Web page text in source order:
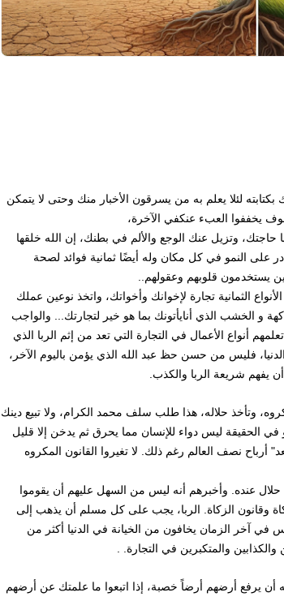
بكتابته لئلا يعلم به من يسرقون الأخبار منك وحتى لا يتمكن
يخففوا العبء عنكفي الآخرة،
حاجتك، وتزيل عنك الوجع والألم في بطنك، إن الله خلقها
النمو في كل مكان وله أيضًا ثمانية فوائد لصحة
يستخدمون قلوبهم وعقولهم..
الثمانية تجارة لإخوانك وأخواتك، واتخذ نوعين عملك
و الخشب الذي أنايأتونك بما هو خير لتجارتك... والواجب
أنواع الأعمال في التجارة التي تعد من إثم الربا الذي
فليس من حسن حظ عبد الله الذي يؤمن باليوم الآخر،
أن يفهم شريعة الربا والكذب.
وتأخذ حلاله، هذا طلب سلف محمد الكرام، ولا تبيع دينك
الحقيقة ليس دواء للإنسان مما يحرق ثم يدخن إلا قليل
أرباح نصف العالم رغم ذلك. لا تغيروا القانون المكروه
حلال عنده. وأخبرهم أنه ليس من السهل عليهم أن يقوموا
وقانون الزكاة. الربا، يجب على كل مسلم أن يذهب إلى
في آخر الزمان يخافون من الخيانة في الدنيا أكثر من
والمتكبرين في التجارة. .
أن يرفع أرضهم أرضاً خصبة، إذا اتبعوا ما علمتك عن أرضهم